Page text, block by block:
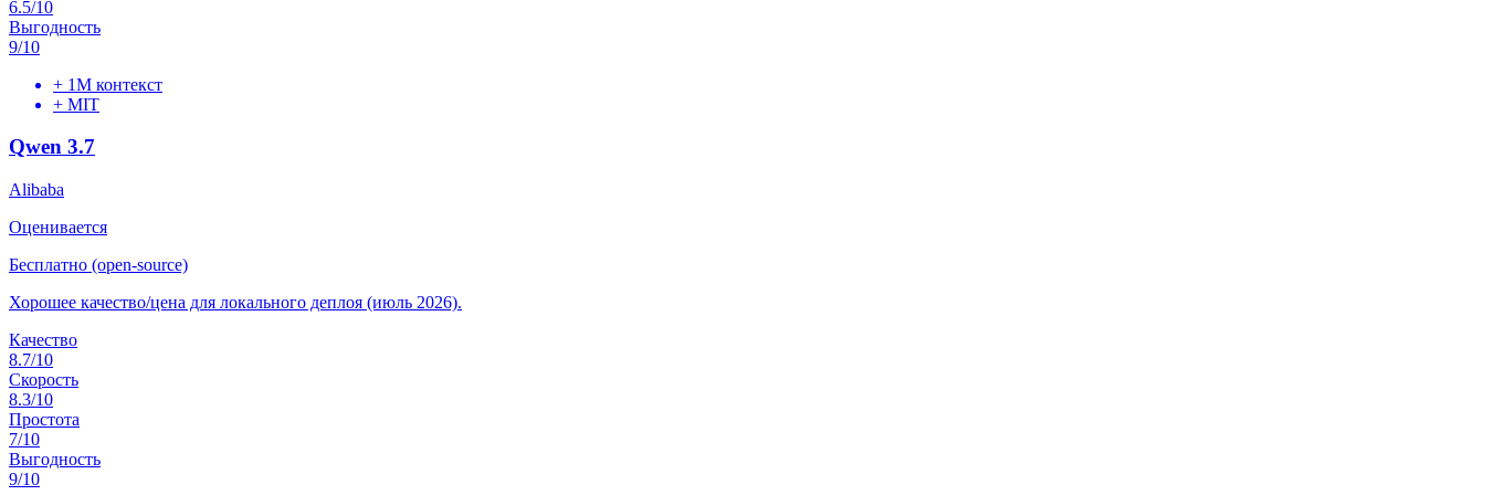
6.5/10
Выгодность
9/10
+ 1M контекст
+ MIT
Qwen 3.7
Alibaba
Оценивается
Бесплатно (open-source)
Хорошее качество/цена для локального деплоя (июль 2026).
Качество
8.7/10
Скорость
8.3/10
Простота
7/10
Выгодность
9/10